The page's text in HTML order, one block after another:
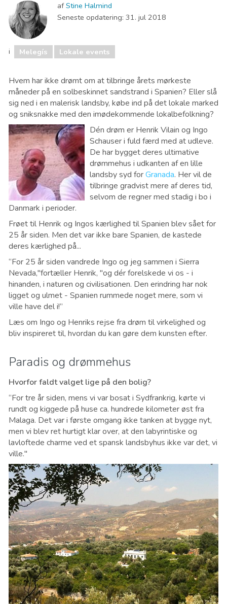
afStine Halmind
Seneste opdatering: 31. jul 2018
i Melegís Lokale events
Hvem har ikke drømt om at tilbringe årets mørkeste
måneder på en solbeskinnet sandstrand i Spanien? Eller slå
sig ned i en malerisk landsby, købe ind på det lokale marked
og sniksnakke med den imødekommende lokalbefolkning?
Dén drøm er Henrik Vilain og Ingo
Schauser i fuld færd med at udleve.
De har bygget deres ultimative
drømmehus i udkanten af en lille
landsby syd forGranada. Her vil de
tilbringe gradvist mere af deres tid,
selvom de regner med stadig i bo i
Danmark i perioder.
Frøet til Henrik og Ingos kærlighed til Spanien blev sået for
25 år siden. Men det var ikke bare Spanien, de kastede
deres kærlighed på...
“For 25 år siden vandrede Ingo og jeg sammen i Sierra
Nevada,"fortæller Henrik, "og dér forelskede vi os - i
hinanden, i naturen og civilisationen. Den erindring har nok
ligget og ulmet - Spanien rummede noget mere, som vi
ville have del i!”
Læs om Ingo og Henriks rejse fra drøm til virkelighed og
bliv inspireret til, hvordan du kan gøre dem kunsten efter.
Paradis og drømmehus
Hvorfor faldt valget lige på den bolig?
“For tre år siden, mens vi var bosat i Sydfrankrig, kørte vi
rundt og kiggede på huse ca. hundrede kilometer øst fra
Malaga. Det var i første omgang ikke tanken at bygge nyt,
men vi blev ret hurtigt klar over, at den labyrintiske og
lavloftede charme ved et spansk landsbyhus ikke var det, vi
ville."